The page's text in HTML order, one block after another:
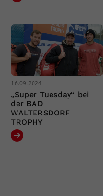
16.09.2024
„Super Tuesday“ bei
der BAD
WALTERSDORF
TROPHY